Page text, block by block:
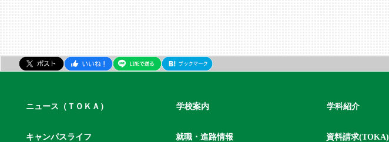
ニュース（ＴＯＫＡ） 学校案内 学科紹介
キャンパスライフ 就職・進路情報 資料請求(TOKA)